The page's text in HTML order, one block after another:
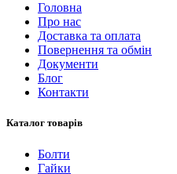
Головна
Про нас
Доставка та оплата
Повернення та обмін
Документи
Блог
Контакти
Каталог товарів
Болти
Гайки